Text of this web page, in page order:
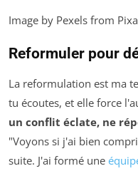
Image by Pexels from
Reformuler pour
La reformulation est ma
tu écoutes, et elle force
un conflit éclate, ne
"Voyons si j'ai bien
suite. J'ai formé une